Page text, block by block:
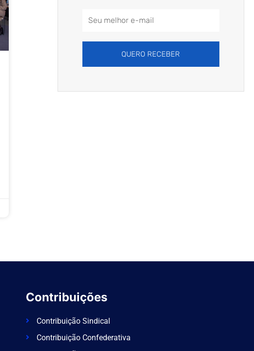
Email
QUERO RECEBER
Contribuições
Contribuição Sindical
Contribuição Confederativa